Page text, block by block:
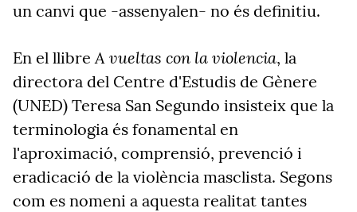
un canvi que -assenyalen- no és definitiu.
En el llibreA vueltas con la violencia, la
directora del Centre d'Estudis de Gènere
(UNED) Teresa San Segundo insisteix que la
terminologia és fonamental en
l'aproximació, comprensió, prevenció i
eradicació de la violència masclista. Segons
com es nomeni a aquesta realitat tantes